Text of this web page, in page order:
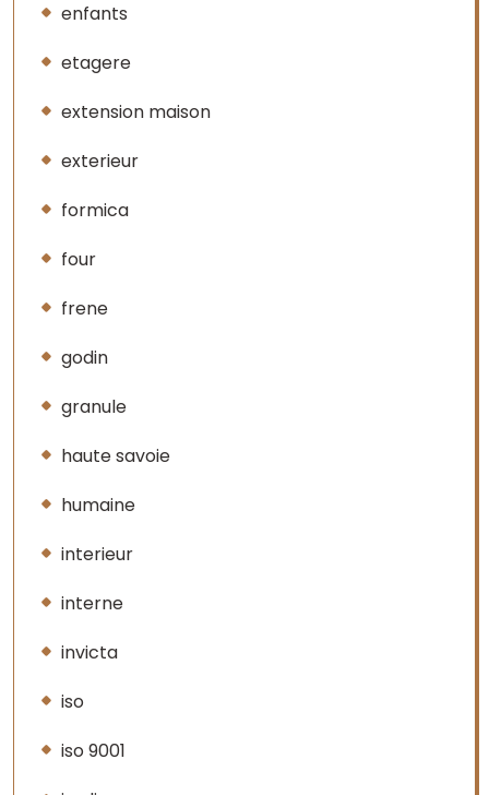
enfants
etagere
extension maison
exterieur
formica
four
frene
godin
granule
haute savoie
humaine
interieur
interne
invicta
iso
iso 9001